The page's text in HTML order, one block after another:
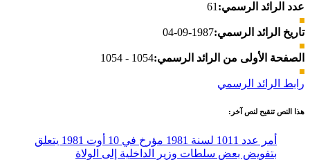
عدد الرائد الرسمي: 61
تاريخ الرائد الرسمي:1987-09-04
الصفحة الأولى من الرائد الرسمي:1054 - 1054
رابط الرائد الرسمي
هذا النص تنقيح لنص آخر:
أمر عدد 1011 لسنة 1981 مؤرخ في 10 أوت 1981 يتعلق
بتفويض بعض سلطات وزير الداخلية إلى الولاة